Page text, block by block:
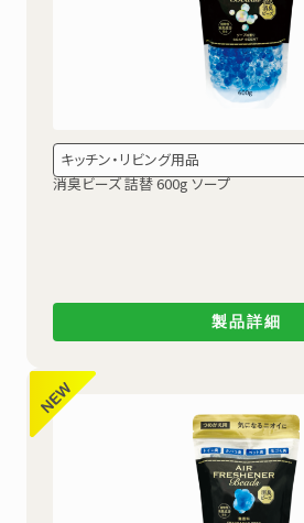
キッチン・リビング用品
消臭ビーズ 詰替 600g ソープ
製品詳細